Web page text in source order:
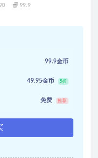
99.9
99.9金币
49.95金币 5折
免费 推荐